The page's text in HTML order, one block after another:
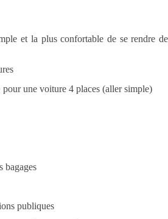
et la plus confortable de se rendre de
une voiture 4 places (aller simple)
bagages
publiques